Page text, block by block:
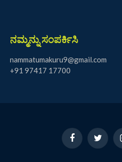
ನಮ್ಮನ್ನು ಸಂಪರ್ಕಿಸಿ
nammatumakuru9@gmail.com
+91 97417 17700
FacebookTwitter